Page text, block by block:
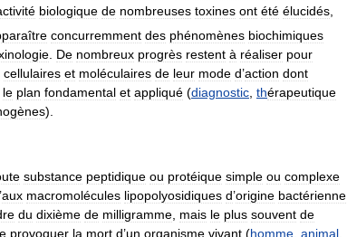
biologique de nombreuses toxines ont été élucidés
concurremment des phénomènes biochimiques
De nombreux progrès restent à réaliser pour
cellulaires et moléculaires de leur mode d’action dont
le plan fondamental et appliqué (diagnostic thérapeutique
).
substance peptidique ou protéique simple ou complexe
’aux macromolécules lipopolyosidiques d’origine bactérienne
du dixième de milligramme mais le plus souvent de
provoquer la mort d’un organisme vivant (homme animal